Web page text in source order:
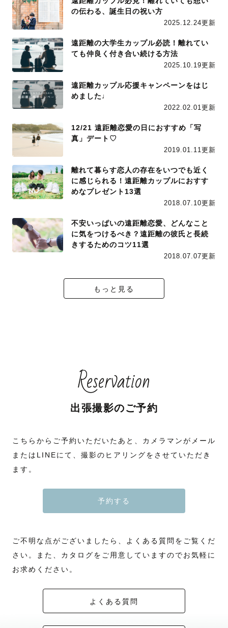
の伝わる、誕生日の祝い方
2025.12.24更新
遠距離の大学生カップル必読！離れてい
ても仲良く付き合い続ける方法
2025.10.19更新
遠距離カップル応援キャンペーンをはじ
めました♩
2022.02.01更新
12/21 遠距離恋愛の日におすすめ「写
真」デート♡
2019.01.11更新
離れて暮らす恋人の存在をいつでも近く
に感じられる！遠距離カップルにおすす
めなプレゼント13選
2018.07.10更新
不安いっぱいの遠距離恋愛、どんなこと
に気をつけるべき？遠距離の彼氏と長続
きするためのコツ11選
2018.07.07更新
もっと見る
Reservation
出張撮影のご予約
こちらからご予約いただいたあと、カメラマンがメール
またはLINEにて、撮影のヒアリングをさせていただき
ます。
予約する
ご不明な点がございましたら、よくある質問をご覧くだ
さい。また、カタログをご用意していますのでお気軽に
お求めください。
よくある質問